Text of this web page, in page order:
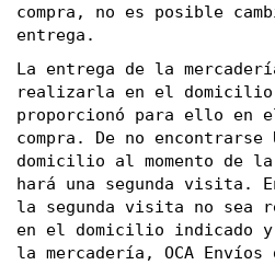
compra, no es posible
entrega.
La entrega de la
realizarla en el domicilio
proporcionó para ello en
compra. De no encontrarse
domicilio al momento de
hará una segunda visita.
la segunda visita no sea
en el domicilio indicado
la mercadería, OCA